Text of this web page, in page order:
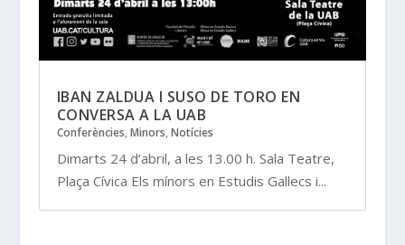
IBAN ZALDUA I SUSO DE TORO EN
CONVERSA A LA UAB
Conferències, Minors, Notícies
Dimarts 24 d’abril, a les 13.00 h. Sala Teatre,
Plaça Cívica Els mínors en Estudis Gallecs i...